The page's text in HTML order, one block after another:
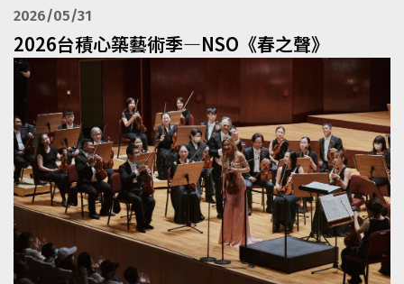
2026/05/31
2026台積心築藝術季—NSO《春之聲》